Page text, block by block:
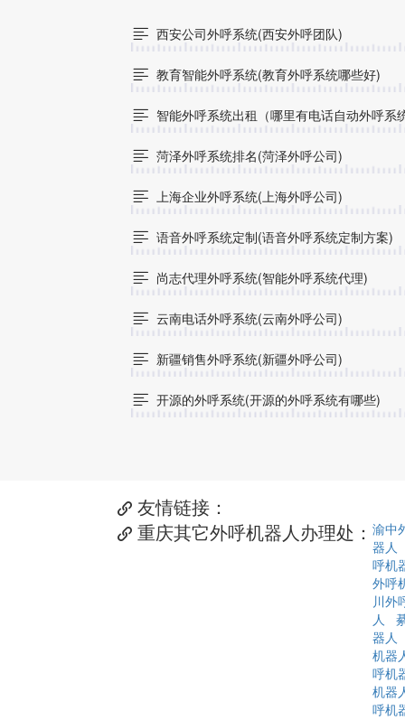
 西安公司外呼系统(西安外呼团队)
 教育智能外呼系统(教育外呼系统哪些好)
 智能外呼系统出租（哪里有电话自动外呼系
 菏泽外呼系统排名(菏泽外呼公司)
 上海企业外呼系统(上海外呼公司)
 语音外呼系统定制(语音外呼系统定制方案)
 尚志代理外呼系统(智能外呼系统代理)
 云南电话外呼系统(云南外呼公司)
 新疆销售外呼系统(新疆外呼公司)
 开源的外呼系统(开源的外呼系统有哪些)
 友情链接：
 重庆其它外呼机器人办理处： 渝中
器人
呼机
外呼
川外
人
器人
机器
呼机
机器
呼机